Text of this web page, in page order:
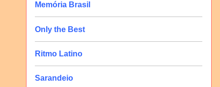
Memória Brasil
Only the Best
Ritmo Latino
Sarandeio